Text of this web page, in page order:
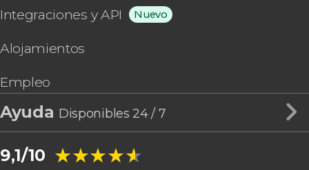
Integraciones y API Nuevo
Alojamientos
Empleo
Ayuda Disponibles 24 / 7
9,1/10 ★★★★★
★★★★★